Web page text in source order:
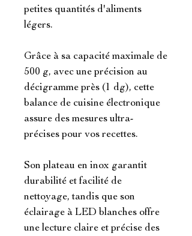
petites quantités d'aliments
légers.
Grâce à sa capacité maximale de
500 g, avec une précision au
décigramme près (1 dg), cette
balance de cuisine électronique
assure des mesures ultra-
précises pour vos recettes.
Son plateau en inox garantit
durabilité et facilité de
nettoyage, tandis que son
éclairage à LED blanches offre
une lecture claire et précise des